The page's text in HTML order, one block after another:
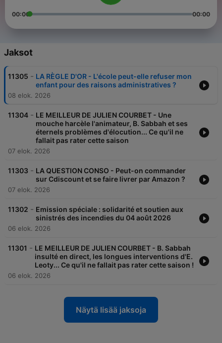
00:00 00:00
Jaksot
11305 - LA RÈGLE D'OR - L'école peut-elle refuser mon
enfant pour des raisons administratives ?
08 elok. 2026
11304 - LE MEILLEUR DE JULIEN COURBET - Une
mouche harcèle l'animateur, B. Sabbah et ses
éternels problèmes d'élocution... Ce qu'il ne
fallait pas rater cette saison
07 elok. 2026
11303 - LA QUESTION CONSO - Peut-on commander
sur Cdiscount et se faire livrer par Amazon ?
07 elok. 2026
11302 - Emission spéciale : solidarité et soutien aux
sinistrés des incendies du 04 août 2026
06 elok. 2026
11301 - LE MEILLEUR DE JULIEN COURBET - B. Sabbah
insulté en direct, les longues interventions d'E.
Leoty... Ce qu'il ne fallait pas rater cette saison !
06 elok. 2026
Näytä lisää jaksoja